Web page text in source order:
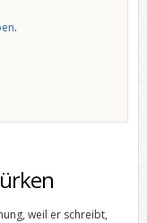
.
weil er schreibt,